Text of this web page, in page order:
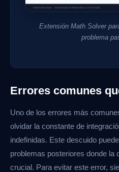
Extensión Math Solver
problema
Errores comunes
Uno de los errores más
olvidar la constante de
indefinidas. Este descuido
problemas posteriores donde la
crucial. Para evitar este error,